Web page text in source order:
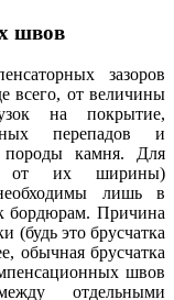
швов
зазоров
всего, от величины
на покрытие,
перепадов и
камня. Для
от их ширины)
лишь в
бордюрам. Причина
(будь это брусчатка
обычная брусчатка
швов
отдельными